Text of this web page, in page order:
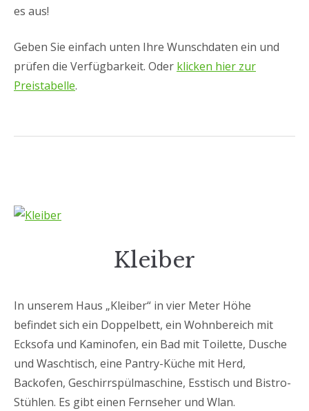
es aus!
Geben Sie einfach unten Ihre Wunschdaten ein und
prüfen die Verfügbarkeit. Oder klicken hier zur
Preistabelle.
Kleiber
In unserem Haus „Kleiber“ in vier Meter Höhe
befindet sich ein Doppelbett, ein Wohnbereich mit
Ecksofa und Kaminofen, ein Bad mit Toilette, Dusche
und Waschtisch, eine Pantry-Küche mit Herd,
Backofen, Geschirrspülmaschine, Esstisch und Bistro-
Stühlen. Es gibt einen Fernseher und Wlan.